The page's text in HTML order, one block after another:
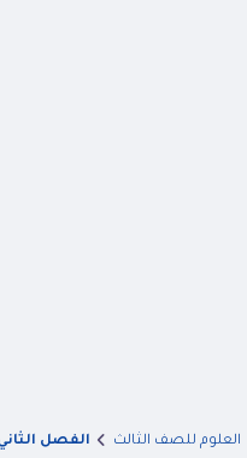
العلوم للصف الثالث الفصل